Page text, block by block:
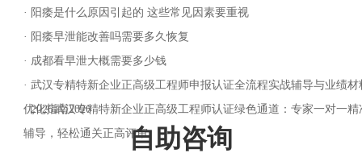
· 阳痿是什么原因引起的 这些常见因素要重视
· 阳痿早泄能改善吗需要多久恢复
· 成都看早泄大概需要多少钱
· 武汉专精特新企业正高级工程师申报认证全流程实战辅导与业绩材
优化指南2026
·2026武汉专精特新企业正高级工程师认证绿色通道：专家一对一精
辅导，轻松通关正高评审自助咨询